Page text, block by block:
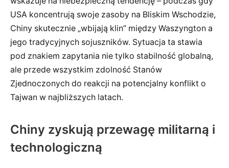
USA koncentrują swoje zasoby na Bliskim Wschodzie,
Chiny skutecznie „wbijają klin” między Waszyngton a
jego tradycyjnych sojuszników. Sytuacja ta stawia
pod znakiem zapytania nie tylko stabilność globalną,
ale przede wszystkim zdolność Stanów
Zjednoczonych do reakcji na potencjalny konflikt o
Tajwan w najbliższych latach.
Chiny zyskują przewagę militarną i
technologiczną